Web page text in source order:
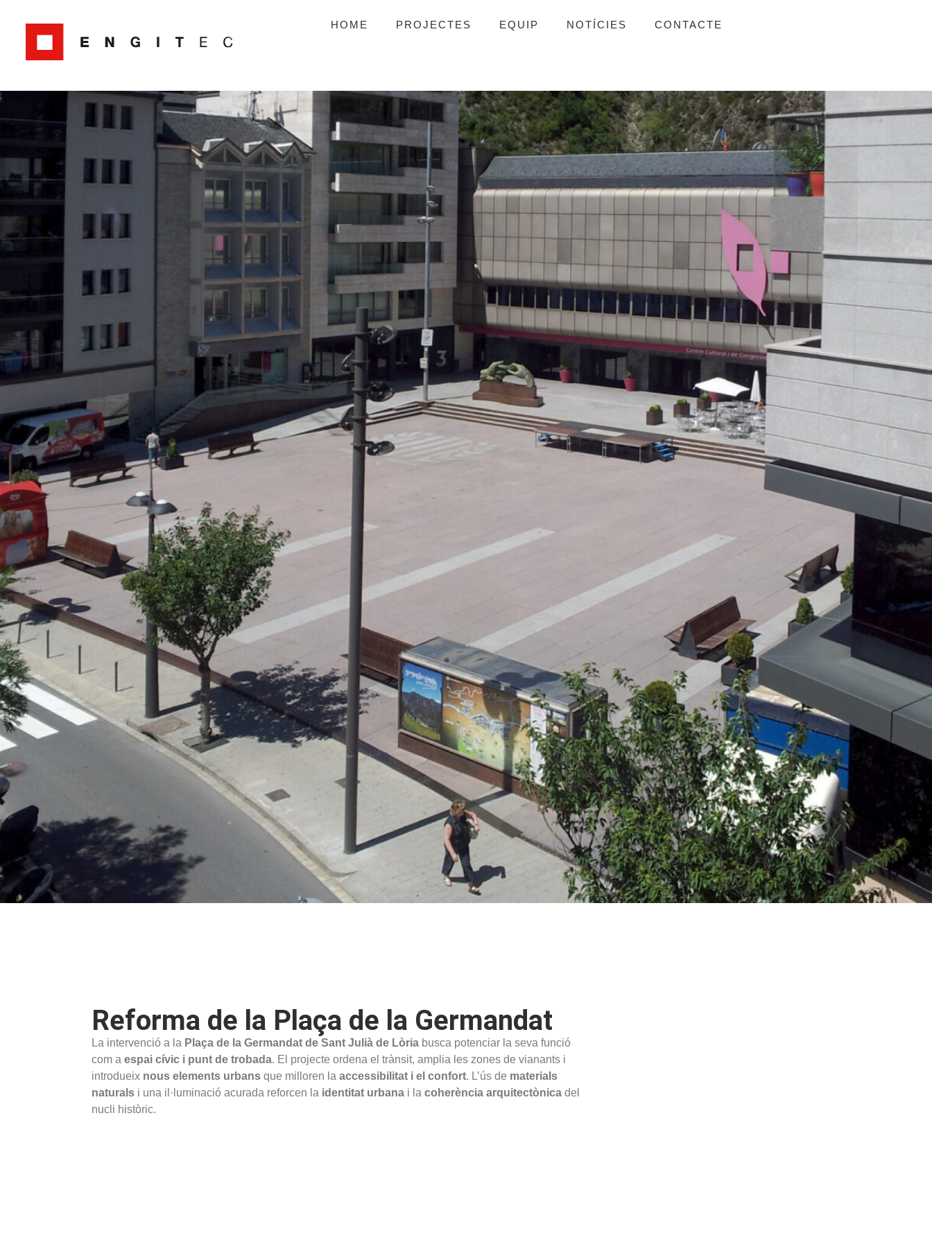
HOME PROJECTES EQUIP NOTÍCIES CONTACTE
Reforma de la Plaça de la Germandat
La intervenció a la Plaça de la Germandat de Sant Julià de Lòria busca potenciar la seva funció
com a espai cívic i punt de trobada. El projecte ordena el trànsit, amplia les zones de vianants i
introdueix nous elements urbans que milloren la accessibilitat i el confort. L’ús de materials
naturals i una il·luminació acurada reforcen la identitat urbana i la coherència arquitectònica del
nucli històric.